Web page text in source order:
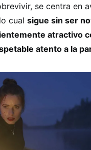
se centra en
cual sigue sin ser
atractivo
atento a la